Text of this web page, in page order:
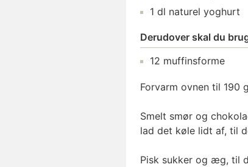
1 dl naturel yoghurt
Derudover skal du
12 muffinsforme
Forvarm ovnen til 190
Smelt smør og
lad det køle lidt af, til
Pisk sukker og æg, til